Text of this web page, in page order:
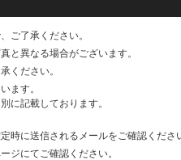
ご了承ください。
と異なる場合がございます。
ください。
ます。
に記載しております。
時に送信されるメールをご確認くださ
ジにてご確認ください。